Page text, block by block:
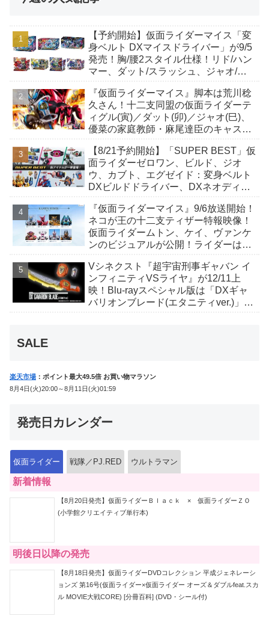
【予約開始】仮面ライダーマイス「変
身ベルト DXマイスドライバー」が9/5
発売！胸/腰2スタイル仕様！リド/ハン
マー、ダット/スラッシュ、ジャオ/バ
も！
『仮面ライダーマイス』脚本は荒川稔
久さん！十二支同盟の仮面ライダーテ
ィグル(寅)／ダット(卯)／ジャオ(巳)、
優菜の家庭教師・麻尾達臣のキャスト
んも変身！
【8/21予約開始】「SUPER BEST」仮
面ライダーゼロワン、ビルド、ジオ
ウ、カブト、エグゼイド：変身ベルト
DXビルドドライバー、DXネオディケ
か12点！
『仮面ライダーマイス』9/6放送開始！
ネコが王の十二支ティザー特報映像！
仮面ライダームトン、ケイ、ヴァンケ
ンのビジュアルが公開！ライダーは子
Vシネクスト『超宇宙刑事ギャバン イ
ンフィニティVSライヤ』が12/11上
映！Blu-rayスペシャル版は「DXギャ
バリオンブレード(エタニティver.)」
SALE
楽天市場 ：ポイント最大49.5倍 お買い物マラソン
8月4日(火)20:00～8月11日(火)01:59
発売日カレンダー
仮面ライダー 戦隊／PJ.RED ウルトラマン
新着情報
【8月20日発売】仮面ライダーＢｌａｃｋ × 仮面ライダーＺＯ
(小学館クリエイティブ単行本)
明後日以降の発売
【8月18日発売】仮面ライダーDVDコレクション 平成ジェネレーシ
ョンズ 第16号(仮面ライダー×仮面ライダー オーズ＆ダブルfeat.スカ
ル MOVIE大戦CORE) [分冊百科] (DVD・シール付)